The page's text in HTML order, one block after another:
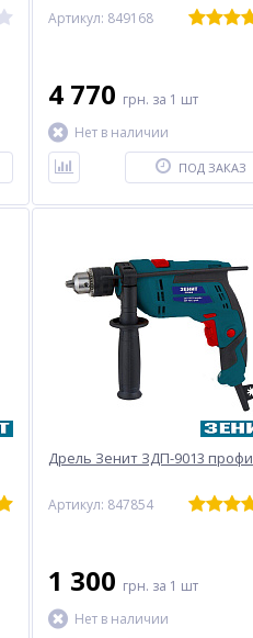
Артикул: 849168
4 770 грн. за 1 шт
Нет в наличии
ПОД ЗАКАЗ
Дрель Зенит ЗДП-9013 профи
Артикул: 847854
1 300 грн. за 1 шт
Нет в наличии